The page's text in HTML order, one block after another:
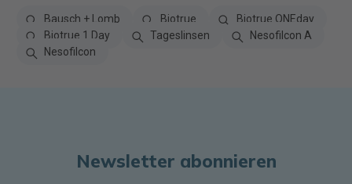
Bausch + Lomb Biotrue
Biotrue ONEday
Biotrue 1 Day
Tageslinsen
Nesofilcon A
Nesofilcon
Newsletter abonnieren